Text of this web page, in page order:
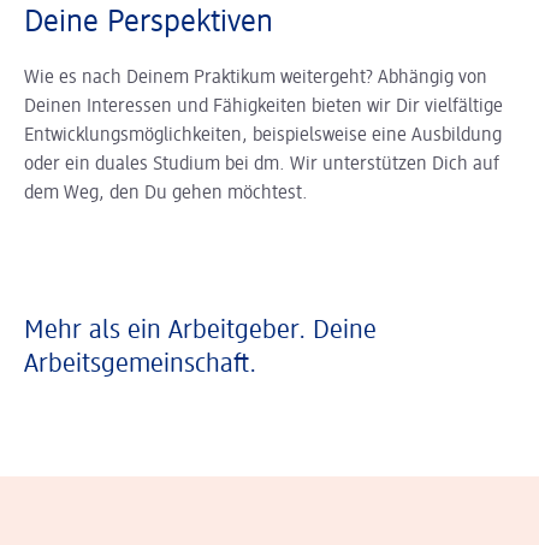
Deine Perspektiven
Wie es nach Deinem Praktikum weitergeht? Abhängig von
Deinen Interessen und Fähigkeiten bieten wir Dir vielfältige
Entwicklungsmöglichkeiten, beispielsweise eine Ausbildung
oder ein duales Studium bei dm. Wir unterstützen Dich auf
dem Weg, den Du gehen möchtest.
Mehr als ein Arbeitgeber. Deine
Arbeitsgemeinschaft.